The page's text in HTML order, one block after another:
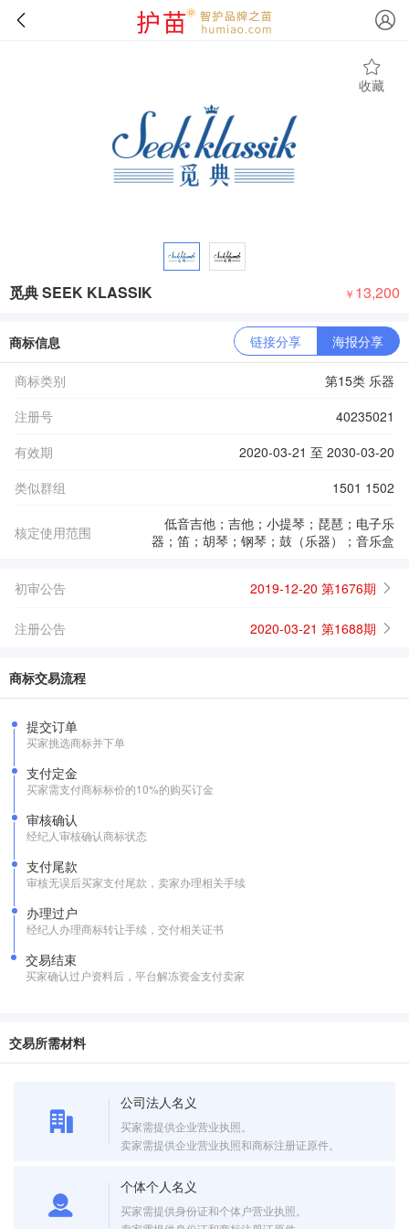
收藏
觅典 SEEK KLASSIK ￥ 13,200
商标信息 链接分享 海报分享
商标类别
第15类 乐器
注册号
40235021
有效期
2020-03-21 至 2030-03-20
类似群组
1501 1502
核定使用范围
低音吉他；吉他；小提琴；琵琶；电子乐
器；笛；胡琴；钢琴；鼓（乐器）；音乐盒
初审公告 2019-12-20 第1676期
注册公告 2020-03-21 第1688期
商标交易流程
提交订单
买家挑选商标并下单
支付定金
买家需支付商标标价的10%的购买订金
审核确认
经纪人审核确认商标状态
支付尾款
审核无误后买家支付尾款，卖家办理相关手续
办理过户
经纪人办理商标转让手续，交付相关证书
交易结束
买家确认过户资料后，平台解冻资金支付卖家
交易所需材料
公司法人名义
买家需提供企业营业执照。
卖家需提供企业营业执照和商标注册证原件。
个体个人名义
买家需提供身份证和个体户营业执照。